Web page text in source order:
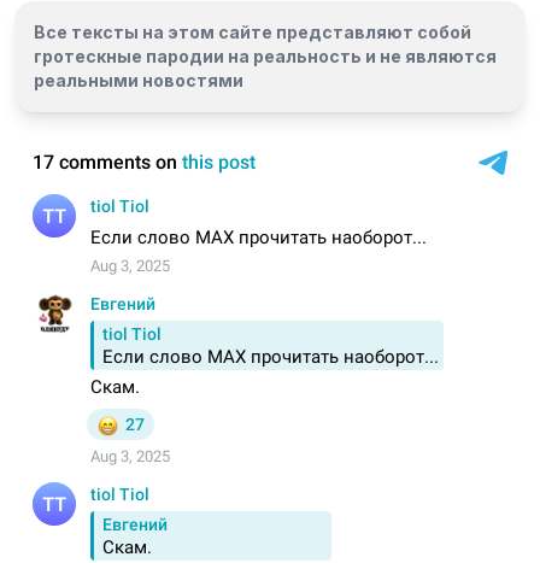
Все тексты на этом сайте представляют собой
гротескные пародии на реальность и не являются
реальными новостями